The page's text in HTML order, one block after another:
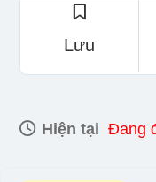
Lưu
Hiện tại Đang